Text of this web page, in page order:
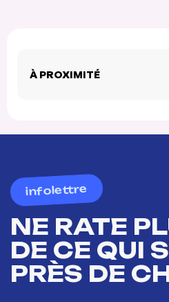
À PROXIMITÉ
infolettre
NE RATE
DE CE QUI
PRÈS DE